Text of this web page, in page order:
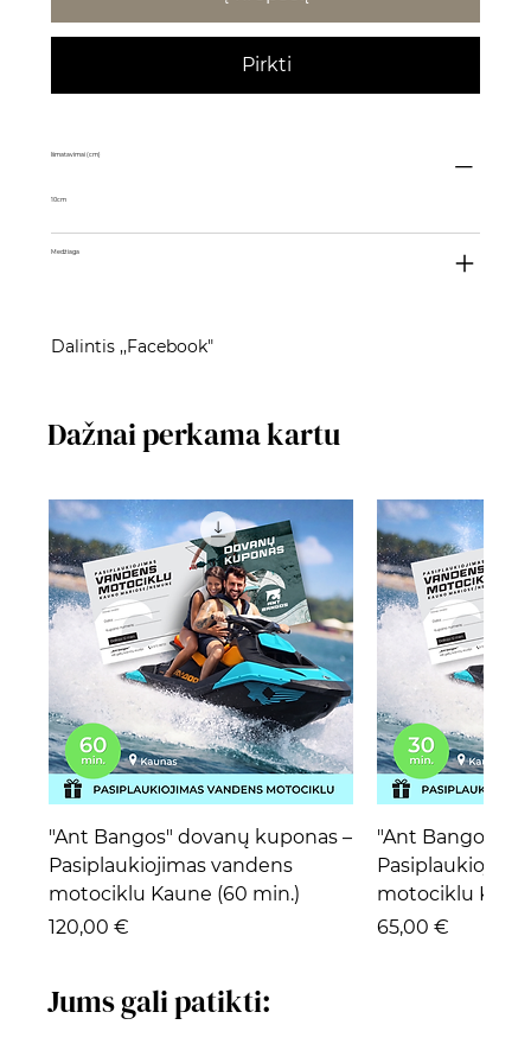
Pirkti
Išmatavimai (cm)
10cm
Medžiaga
Dalintis ,,Facebook"
Dažnai perkama kartu
"Ant Bangos" dovanų kuponas –
Pasiplaukiojimas vandens
motociklu Kaune (60 min.)
Kaina
120,00 €
"Ant Bangos"
motociklu
Kaina
65,00 €
Jums gali patikti: